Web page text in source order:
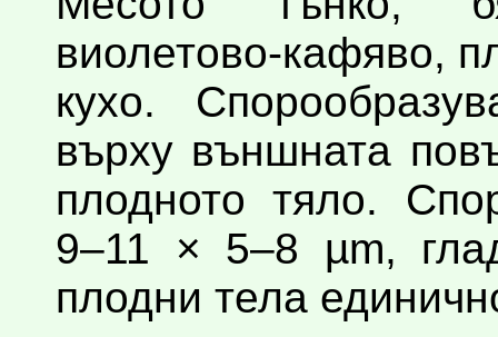
виолетово-кафяво,
кухо.
върху външната
плодното тяло.
9–11 × 5–8 µm,
плодни тела